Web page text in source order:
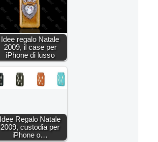
Idee regalo Natale
2009, il case per
iPhone di lusso
Idee Regalo Natale
2009, custodia per
iPhone o…